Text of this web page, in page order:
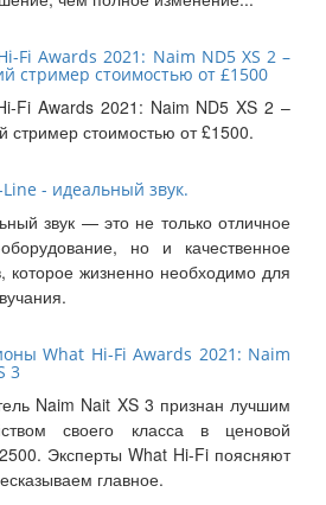
Fi Awards 2021: Naim ND5 XS 2 –
стример стоимостью от £1500
Fi Awards 2021: Naim ND5 XS 2 –
стример стоимостью от £1500.
Line - идеальный звук.
звук — это не только отличное
но и качественное
которое жизненно необходимо для
What Hi-Fi Awards 2021: Naim
3
Naim Nait XS 3 признан лучшим
своего класса в ценовой
Эксперты What Hi-Fi поясняют
главное.